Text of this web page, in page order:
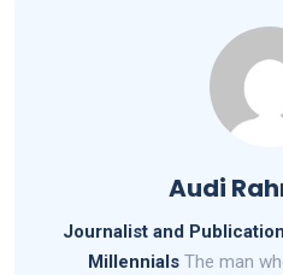
Audi
Journalist and
Millennials The man